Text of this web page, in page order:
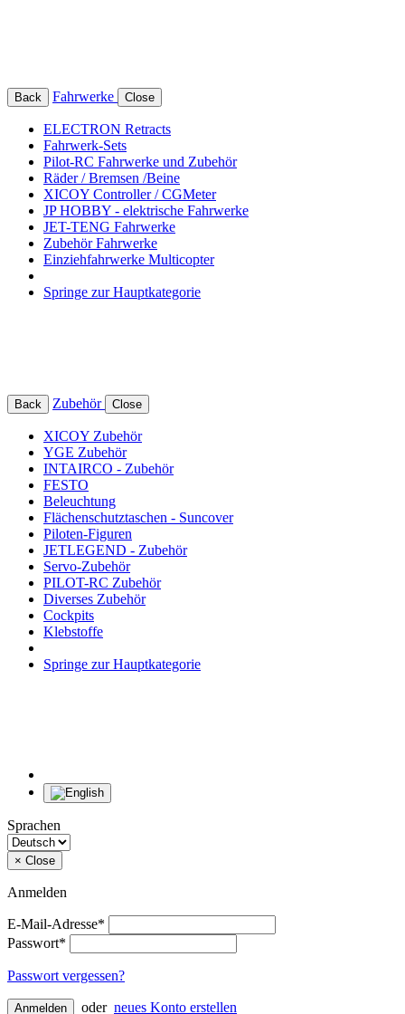
Back Fahrwerke Close
ELECTRON Retracts
Fahrwerk-Sets
Pilot-RC Fahrwerke und Zubehör
Räder / Bremsen /Beine
XICOY Controller / CGMeter
JP HOBBY - elektrische Fahrwerke
JET-TENG Fahrwerke
Zubehör Fahrwerke
Einziehfahrwerke Multicopter
Springe zur Hauptkategorie
Back Zubehör Close
XICOY Zubehör
YGE Zubehör
INTAIRCO - Zubehör
FESTO
Beleuchtung
Flächenschutztaschen - Suncover
Piloten-Figuren
JETLEGEND - Zubehör
Servo-Zubehör
PILOT-RC Zubehör
Diverses Zubehör
Cockpits
Klebstoffe
Springe zur Hauptkategorie
Sprachen
× Close
Anmelden
E-Mail-Adresse*
Passwort*
Passwort vergessen?
Anmelden oder neues Konto erstellen